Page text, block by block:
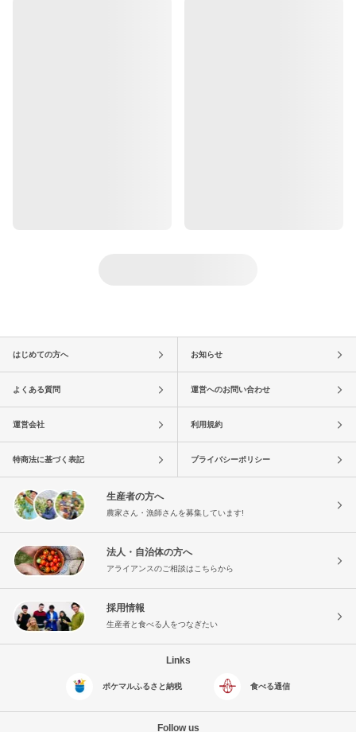
はじめての方へ お知らせ
よくある質問 運営へのお問い合わせ
運営会社 利用規約
特商法に基づく表記 プライバシーポリシー
生産者の方へ
農家さん・漁師さんを募集しています!
法人・自治体の方へ
アライアンスのご相談はこちらから
採用情報
生産者と食べる人をつなぎたい
Links
ポケマルふるさと納税 食べる通信
Follow us